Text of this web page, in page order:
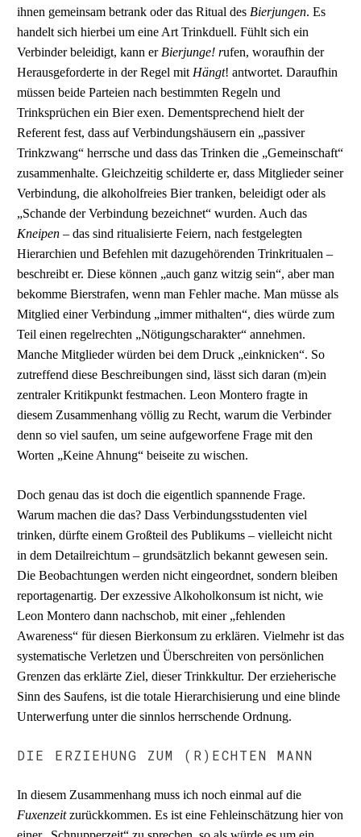
ihnen gemeinsam betrank oder das Ritual des Bierjungen. Es
handelt sich hierbei um eine Art Trinkduell. Fühlt sich ein
Verbinder beleidigt, kann erBierjunge! rufen, woraufhin der
Herausgeforderte in der Regel mitHängt! antwortet. Daraufhin
müssen beide Parteien nach bestimmten Regeln und
Trinksprüchen ein Bier exen. Dementsprechend hielt der
Referent fest, dass auf Verbindungshäusern ein „passiver
Trinkzwang“ herrsche und dass das Trinken die „Gemeinschaft“
zusammenhalte. Gleichzeitig schilderte er, dass Mitglieder seiner
Verbindung, die alkoholfreies Bier tranken, beleidigt oder als
„Schande der Verbindung bezeichnet“ wurden. Auch das
Kneipen– das sind ritualisierte Feiern, nach festgelegten
Hierarchien und Befehlen mit dazugehörenden Trinkritualen –
beschreibt er. Diese können „auch ganz witzig sein“, aber man
bekomme Bierstrafen, wenn man Fehler mache. Man müsse als
Mitglied einer Verbindung „immer mithalten“, dies würde zum
Teil einen regelrechten „Nötigungscharakter“ annehmen.
Manche Mitglieder würden bei dem Druck „einknicken“. So
zutreffend diese Beschreibungen sind, lässt sich daran (m)ein
zentraler Kritikpunkt festmachen. Leon Montero fragte in
diesem Zusammenhang völlig zu Recht, warum die Verbinder
denn so viel saufen, um seine aufgeworfene Frage mit den
Worten „Keine Ahnung“ beiseite zu wischen.
Doch genau das ist doch die eigentlich spannende Frage.
Warum machen die das? Dass Verbindungsstudenten viel
trinken, dürfte einem Großteil des Publikums – vielleicht nicht
in dem Detailreichtum – grundsätzlich bekannt gewesen sein.
Die Beobachtungen werden nicht eingeordnet, sondern bleiben
reportagenartig. Der exzessive Alkoholkonsum ist nicht, wie
Leon Montero dann nachschob, mit einer „fehlenden
Awareness“ für diesen Bierkonsum zu erklären. Vielmehr ist das
systematische Verletzen und Überschreiten von persönlichen
Grenzen das erklärte Ziel, dieser Trinkkultur. Der erzieherische
Sinn des Saufens, ist die totale Hierarchisierung und eine blinde
Unterwerfung unter die sinnlos herrschende Ordnung.
DIE ERZIEHUNG ZUM (R)ECHTEN MANN
In diesem Zusammenhang muss ich noch einmal auf die
Fuxenzeitzurückkommen. Es ist eine Fehleinschätzung hier von